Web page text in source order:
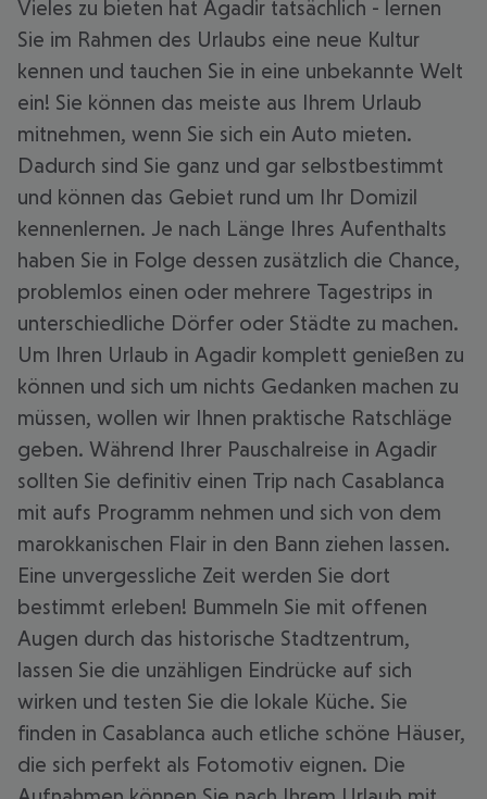
Vieles zu bieten hat Agadir tatsächlich - lernen
Sie im Rahmen des Urlaubs eine neue Kultur
kennen und tauchen Sie in eine unbekannte Welt
ein! Sie können das meiste aus Ihrem Urlaub
mitnehmen, wenn Sie sich ein Auto mieten.
Dadurch sind Sie ganz und gar selbstbestimmt
und können das Gebiet rund um Ihr Domizil
kennenlernen. Je nach Länge Ihres Aufenthalts
haben Sie in Folge dessen zusätzlich die Chance,
problemlos einen oder mehrere Tagestrips in
unterschiedliche Dörfer oder Städte zu machen.
Um Ihren Urlaub in Agadir komplett genießen zu
können und sich um nichts Gedanken machen zu
müssen, wollen wir Ihnen praktische Ratschläge
geben. Während Ihrer Pauschalreise in Agadir
sollten Sie definitiv einen Trip nach Casablanca
mit aufs Programm nehmen und sich von dem
marokkanischen Flair in den Bann ziehen lassen.
Eine unvergessliche Zeit werden Sie dort
bestimmt erleben! Bummeln Sie mit offenen
Augen durch das historische Stadtzentrum,
lassen Sie die unzähligen Eindrücke auf sich
wirken und testen Sie die lokale Küche. Sie
finden in Casablanca auch etliche schöne Häuser,
die sich perfekt als Fotomotiv eignen. Die